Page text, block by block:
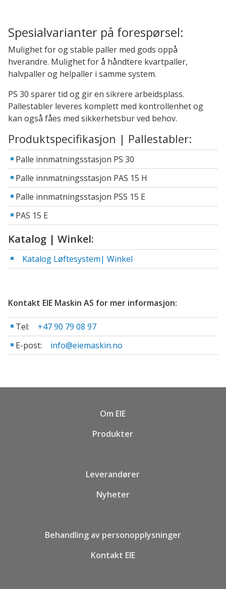
Spesialvarianter på forespørsel:
Mulighet for og stable paller med gods oppå
hverandre. Mulighet for å håndtere kvartpaller,
halvpaller og helpaller i samme system.
PS 30 sparer tid og gir en sikrere arbeidsplass.
Pallestabler leveres komplett med kontrollenhet og
kan også fåes med sikkerhetsbur ved behov.
Produktspecifikasjon | Pallestabler:
Palle innmatningsstasjon PS 30
Palle innmatningsstasjon PAS 15 H
Palle innmatningsstasjon PSS 15 E
PAS 15 E
Katalog | Winkel:
Katalog Løftesystem| Winkel
Kontakt EIE Maskin AS for mer informasjon:
Tel:
+47 90 79 08 97
E-post:
info@eiemaskin.no
Om EIE
Produkter
Leverandører
Nyheter
Behandling av personopplysninger
Kontakt EIE